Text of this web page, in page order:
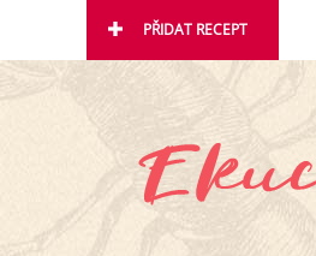
PŘIDAT RECEPT